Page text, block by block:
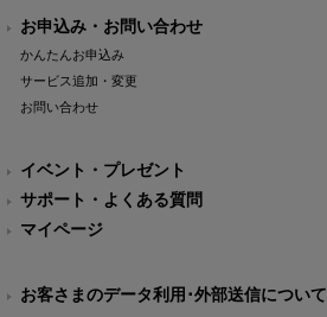
お申込み・お問い合わせ
かんたんお申込み
サービス追加・変更
お問い合わせ
イベント・プレゼント
サポート・よくある質問
マイページ
お客さまのデータ利用･外部送信について